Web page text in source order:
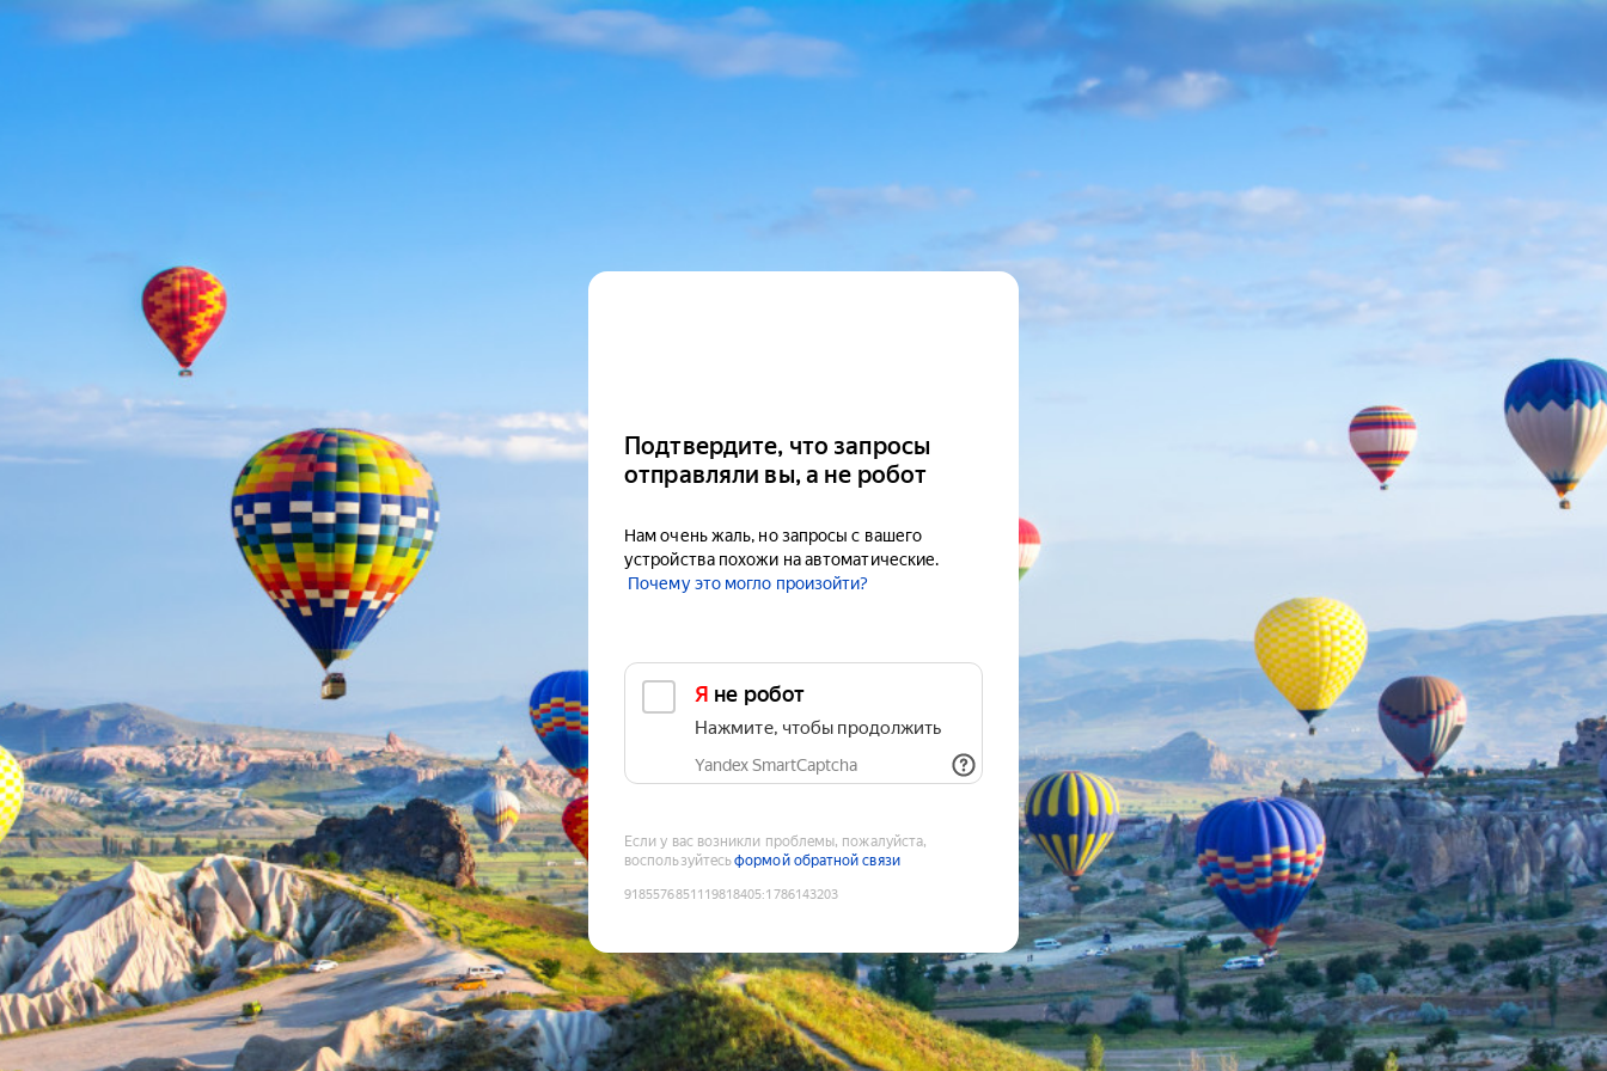
Подтвердите, что запросы
отправляли вы, а не робот
Нам очень жаль, но запросы с вашего
устройства похожи на автоматические.
Почему это могло произойти?
Я не робот
Нажмите, чтобы продолжить
Yandex SmartCaptcha
Если у вас возникли проблемы, пожалуйста,
воспользуйтесьформой обратной связи
9185576851119818405:1786143203